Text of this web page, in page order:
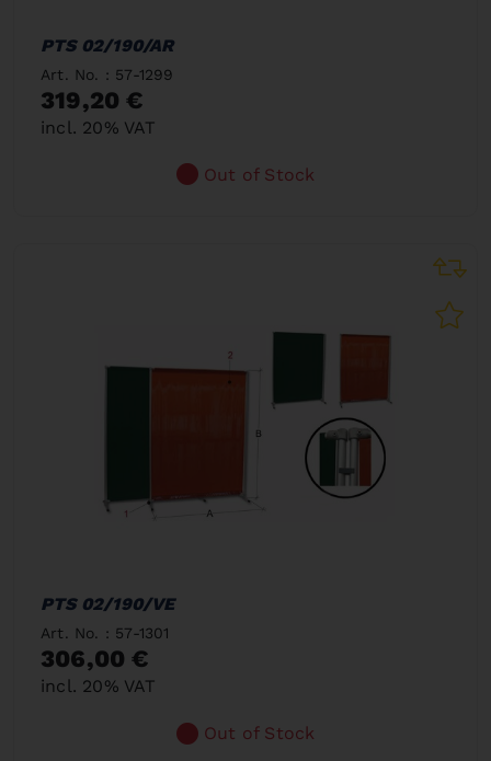
PTS 02/190/AR
Art. No. : 57-1299
319,20 €
incl. 20% VAT
Out of Stock
PTS 02/190/VE
Art. No. : 57-1301
306,00 €
incl. 20% VAT
Out of Stock